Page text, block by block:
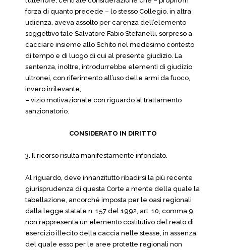
forza di quanto precede – lo stesso Collegio, in altra
udienza, aveva assolto per carenza dell’elemento
soggettivo tale Salvatore Fabio Stefanelli, sorpreso a
cacciare insieme allo Schito nel medesimo contesto
di tempo e di luogo di cui al presente giudizio. La
sentenza, inoltre, introdurrebbe elementi di giudizio
ultronei, con riferimento all’uso delle armi da fuoco,
invero irrilevante;
– vizio motivazionale con riguardo al trattamento
sanzionatorio.
CONSIDERATO IN DIRITTO
3. Il ricorso risulta manifestamente infondato.
Al riguardo, deve innanzitutto ribadirsi la più recente
giurisprudenza di questa Corte a mente della quale la
tabellazione, ancorché imposta per le oasi regionali
dalla legge statale n. 157 del 1992, art. 10, comma 9,
non rappresenta un elemento costitutivo del reato di
esercizio illecito della caccia nelle stesse, in assenza
del quale esso per le aree protette regionali non